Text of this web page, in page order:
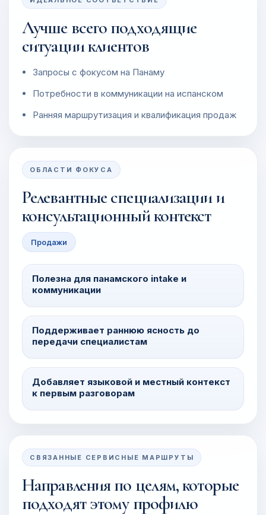
Лучше всего подходящие
ситуации клиентов
Запросы с фокусом на Панаму
Потребности в коммуникации на испанском
Ранняя маршрутизация и квалификация продаж
ОБЛАСТИ ФОКУСА
Релевантные специализации и
консультационный контекст
Продажи
Полезна для панамского intake и
коммуникации
Поддерживает раннюю ясность до
передачи специалистам
Добавляет языковой и местный контекст
к первым разговорам
СВЯЗАННЫЕ СЕРВИСНЫЕ МАРШРУТЫ
Направления по целям, которые
подходят этому профилю